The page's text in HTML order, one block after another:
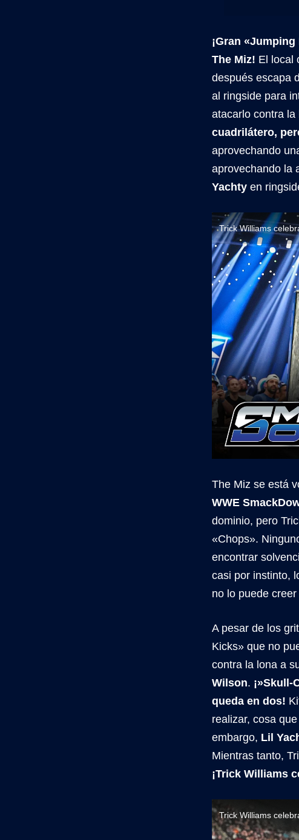
¡Gran
The Miz! El local
después escapa
al ringside para
atacarlo contra
cuadrilátero,
aprovechando
aprovechando la
Yachty en
Trick Williams
The Miz se está
WWE
dominio, pero
«Chops».
encontrar
casi por instinto,
no lo puede
A pesar de los
Kicks» que no
contra la lona a
Wilson.
queda en dos!
realizar, cosa que
embargo, Lil
Mientras tanto,
¡Trick Williams
Trick Williams